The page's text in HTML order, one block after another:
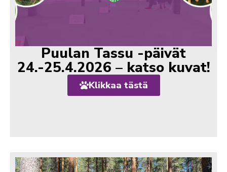
Puulan Tassu -päivät
24.-25.4.2026 – katso kuvat!
Klikkaa tästä